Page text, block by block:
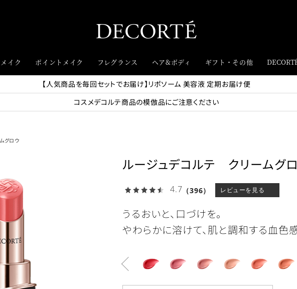
イク ポイントメイク フレグランス ヘア&ボディ ギフト・その他
【人気商品を毎回セットでお届け】リポソーム 美容液 定期お届け便
コスメデコルテ商品の模倣品にご注意ください
グロウ
ルージュデコルテ クリームグ
4.7 （396） レビューを見る
うるおいと、口づけを。
やわらかに溶けて、肌と調和する血色